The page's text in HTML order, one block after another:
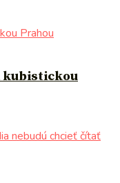
kubistickou